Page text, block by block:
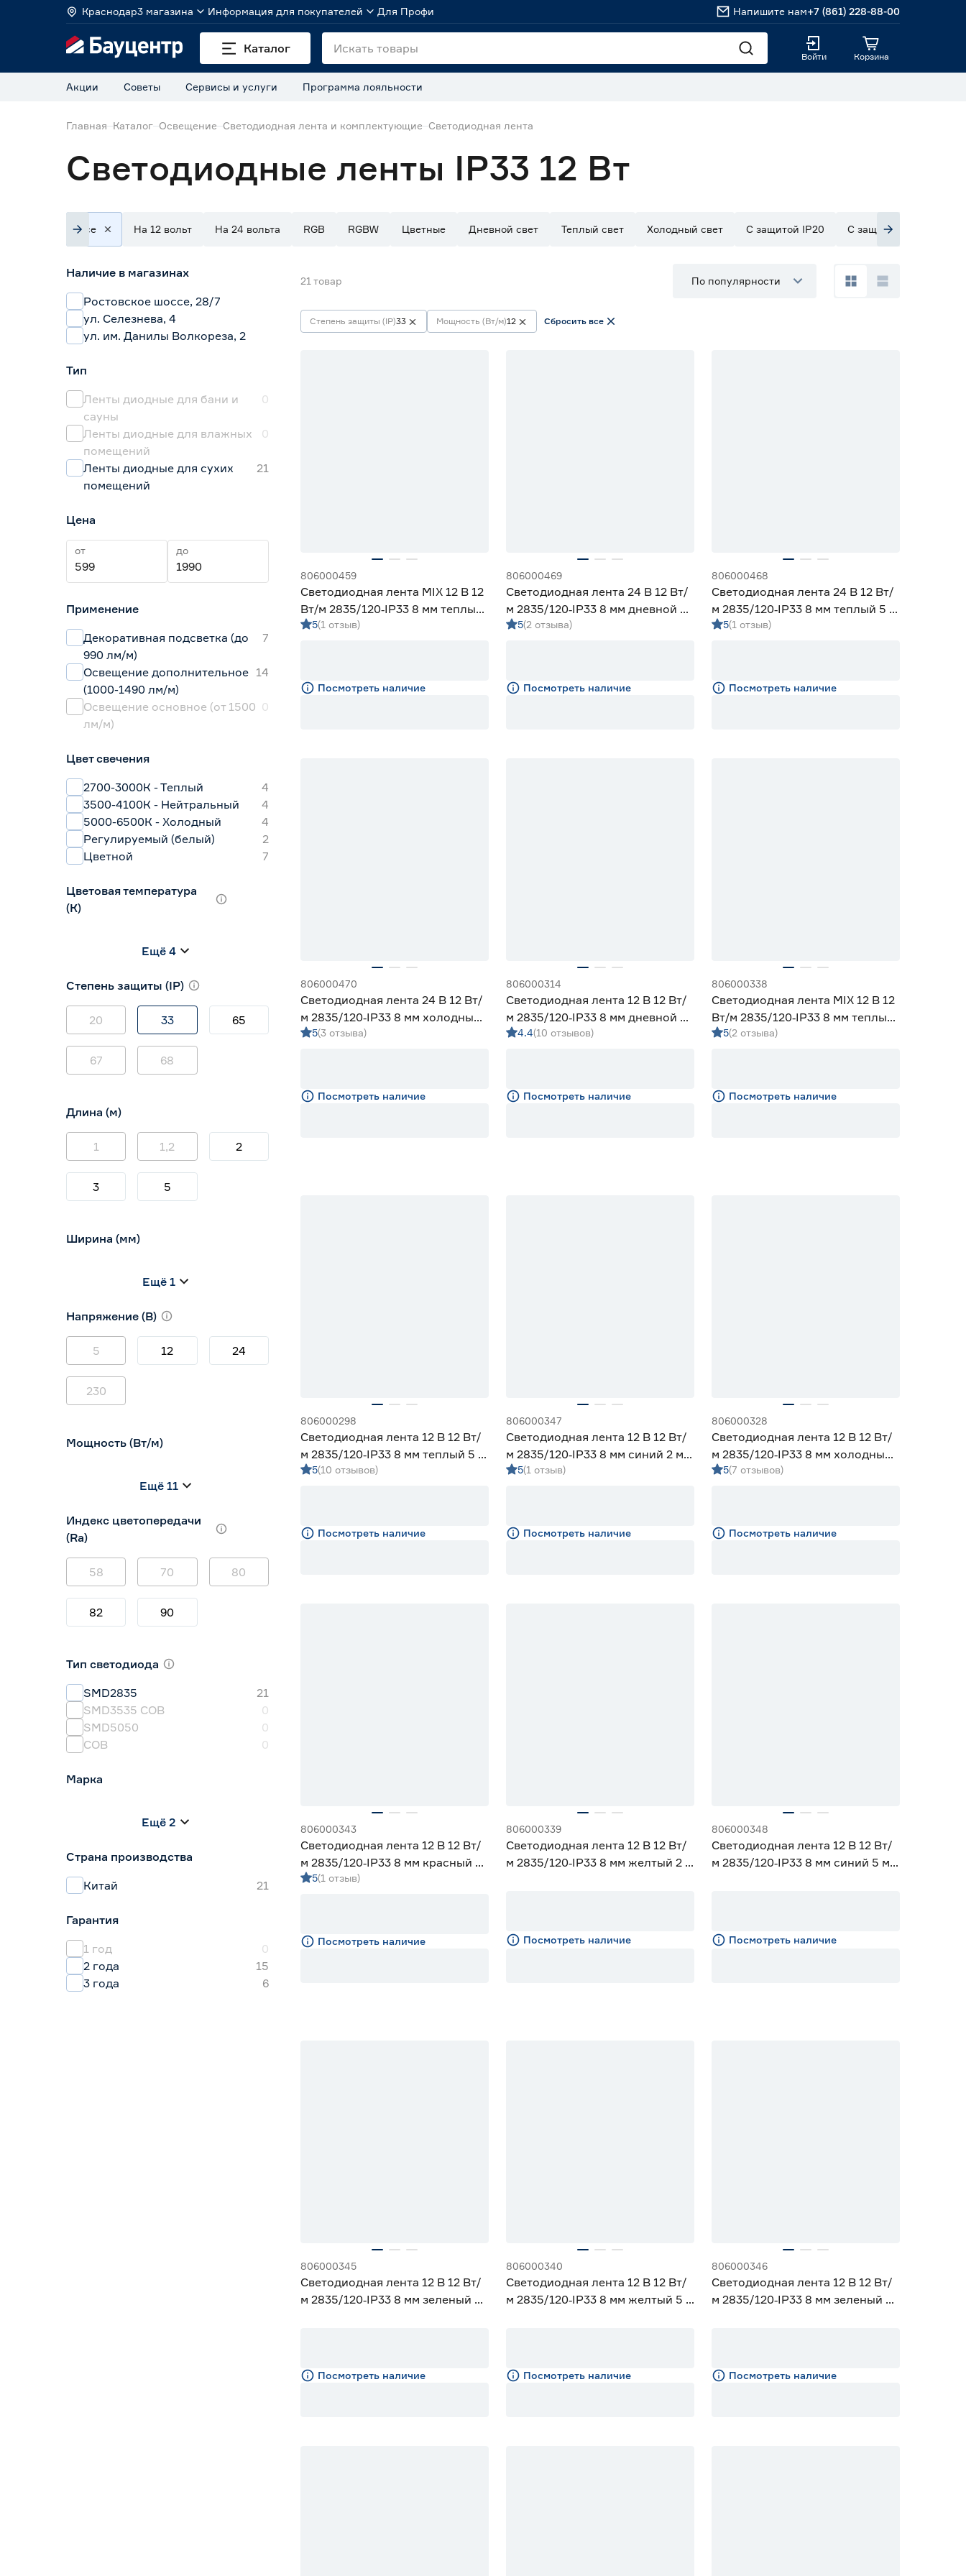
Краснодар3 магазина Информация для покупателей Для Профи Напишите нам+7 (861) 228-88-00
Каталог
Войти Корзина
Акции Советы Сервисы и услуги Программа лояльности
Главная Каталог Освещение Светодиодная лента и комплектующие Светодиодная лента
Светодиодные ленты IP33 12 Вт
Все На 12 вольт На 24 вольта RGB RGBW Цветные Дневной свет Теплый свет Холодный свет С защитой IP20 С защитой IP33
Наличие в магазинах
Ростовское шоссе, 28/7
ул. Селезнева, 4
ул. им. Данилы Волкореза, 2
Тип
Ленты диодные для бани и
сауны
0
Ленты диодные для влажных
помещений
0
Ленты диодные для сухих
помещений
21
Цена
от до
Применение
Декоративная подсветка (до
990 лм/м)
7
Освещение дополнительное
(1000-1490 лм/м)
14
Освещение основное (от 1500
лм/м)
0
Цвет свечения
2700-3000К - Теплый
4
3500-4100К - Нейтральный
4
5000-6500К - Холодный
4
Регулируемый (белый)
2
Цветной
7
Цветовая температура
(К)
2700-3000 (теплый)
3800-4200 (дневной)
4000 (нейтральный)
0
Ещё 4
Степень защиты (IP)
20 33 65
67 68
Длина (м)
1 1,2 2
3 5
Ширина (мм)
10 12
Ещё 1
Напряжение (В)
5 12 24
230
Мощность (Вт/м)
5 7
Ещё 11
Индекс цветопередачи
(Ra)
58 70 80
82 90
Тип светодиода
SMD2835
21
SMD3535 СОВ
0
SMD5050
0
СОВ
0
Марка
Navigator
Ещё 2
Страна производства
Китай
21
Гарантия
1 год
0
2 года
15
3 года
6
21 товар По популярности
Степень защиты (IP)33 Мощность (Вт/м)12 Сбросить все
806000459
Светодиодная лента MIX 12 В 12
Вт/м 2835/120‑IP33 8 мм теплый/
дневной/холодный 2 м Geniled
5(1 отзыв)
Посмотреть наличие
806000469
Светодиодная лента 24 В 12 Вт/
м 2835/120‑IP33 8 мм дневной 5
м Geniled
5(2 отзыва)
Посмотреть наличие
806000468
Светодиодная лента 24 В 12 Вт/
м 2835/120‑IP33 8 мм теплый 5 м
Geniled
5(1 отзыв)
Посмотреть наличие
806000470
Светодиодная лента 24 В 12 Вт/
м 2835/120‑IP33 8 мм холодный
5 м Geniled
5(3 отзыва)
Посмотреть наличие
806000314
Светодиодная лента 12 В 12 Вт/
м 2835/120‑IP33 8 мм дневной 5
м Geniled
4.4(10 отзывов)
Посмотреть наличие
806000338
Светодиодная лента MIX 12 В 12
Вт/м 2835/120‑IP33 8 мм теплый/
дневной/холодный 5 м Geniled
5(2 отзыва)
Посмотреть наличие
806000298
Светодиодная лента 12 В 12 Вт/
м 2835/120‑IP33 8 мм теплый 5 м
Geniled
5(10 отзывов)
Посмотреть наличие
806000347
Светодиодная лента 12 В 12 Вт/
м 2835/120‑IP33 8 мм синий 2 м
Geniled
5(1 отзыв)
Посмотреть наличие
806000328
Светодиодная лента 12 В 12 Вт/
м 2835/120‑IP33 8 мм холодный
5 м Geniled
5(7 отзывов)
Посмотреть наличие
806000343
Светодиодная лента 12 В 12 Вт/
м 2835/120‑IP33 8 мм красный 2
м Geniled
5(1 отзыв)
Посмотреть наличие
806000339
Светодиодная лента 12 В 12 Вт/
м 2835/120‑IP33 8 мм желтый 2 м
Посмотреть наличие
806000348
Светодиодная лента 12 В 12 Вт/
м 2835/120‑IP33 8 мм синий 5 м
Посмотреть наличие
806000345
Светодиодная лента 12 В 12 Вт/
м 2835/120‑IP33 8 мм зеленый 2
Посмотреть наличие
806000340
Светодиодная лента 12 В 12 Вт/
м 2835/120‑IP33 8 мм желтый 5 м
Посмотреть наличие
806000346
Светодиодная лента 12 В 12 Вт/
м 2835/120‑IP33 8 мм зеленый 5
Посмотреть наличие